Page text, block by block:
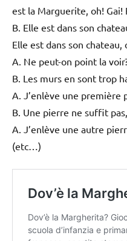
est la Marguerite, oh! Gai!
B. Elle est dans son
Elle est dans son chateau,
A. Ne peut-on point la
B. Les murs en sont trop
A. J’enlève une première
B. Une pierre ne suffit
A. J’enlève une autre
(etc…)